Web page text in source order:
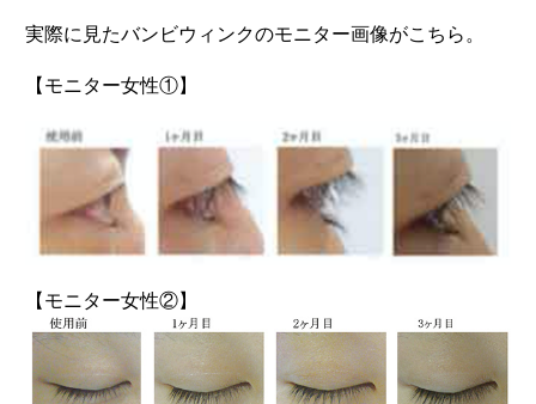
実際に見たバンビウィンクのモニター画像がこちら。
【モニター女性①】
【モニター女性②】